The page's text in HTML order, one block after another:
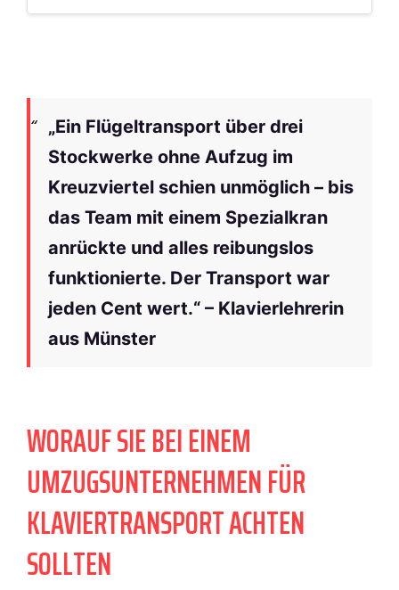
„Ein Flügeltransport über drei
Stockwerke ohne Aufzug im
Kreuzviertel schien unmöglich – bis
das Team mit einem Spezialkran
anrückte und alles reibungslos
funktionierte. Der Transport war
jeden Cent wert.“ – Klavierlehrerin
aus Münster
WORAUF SIE BEI EINEM
UMZUGSUNTERNEHMEN FÜR
KLAVIERTRANSPORT ACHTEN
SOLLTEN